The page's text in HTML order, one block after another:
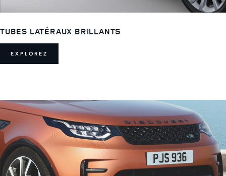
TUBES LATÉRAUX BRILLANTS
EXPLOREZ